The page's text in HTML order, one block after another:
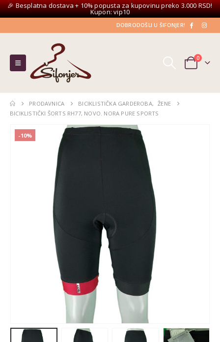
🎉 Besplatna dostava + 10% popusta za kupovinu preko 3.000 RSD!
Kupon: vip10
DOBRODOŠLI U ŠIFONJER!
0
PRODAVNICA BICIKLISTIČKA GARDEROBA,
ŽENE
BICIKLISTIČKI ŠORTS RH77, NOVO. NORA PURE SPORTS
-10%